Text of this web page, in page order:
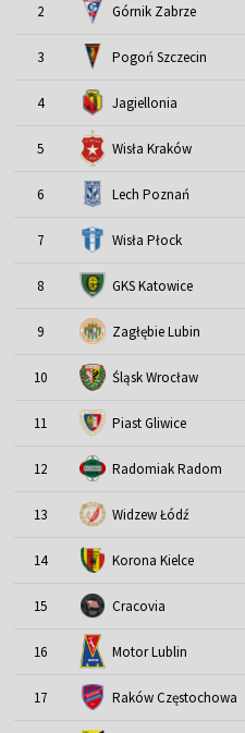
2 Górnik Zabrze
3 Pogoń Szczecin
4 Jagiellonia
5 Wisła Kraków
6 Lech Poznań
7 Wisła Płock
8 GKS Katowice
9 Zagłębie Lubin
10 Śląsk Wrocław
11 Piast Gliwice
12 Radomiak Radom
13 Widzew Łódź
14 Korona Kielce
15 Cracovia
16 Motor Lublin
17 Raków Częstochowa